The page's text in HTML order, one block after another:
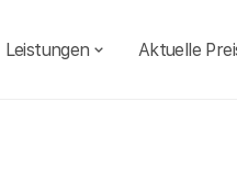
Leistungen Aktuelle